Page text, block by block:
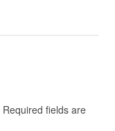
Required fields are